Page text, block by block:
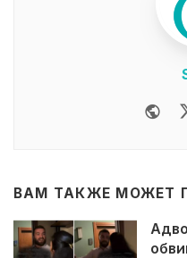
ВАМ ТАКЖЕ МОЖЕТ